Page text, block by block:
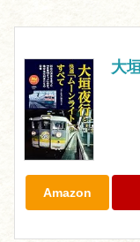
大
Amazon